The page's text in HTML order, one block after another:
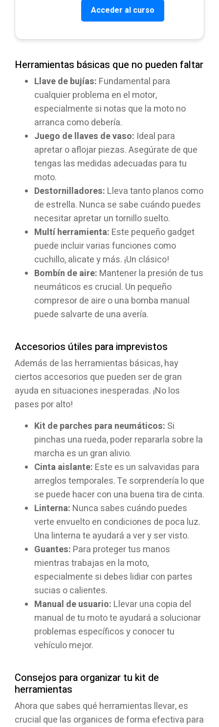
Acceder al curso
Herramientas básicas que no pueden faltar
Llave de bujías: Fundamental para
cualquier problema en el motor,
especialmente si notas que la moto no
arranca como debería.
Juego de llaves de vaso: Ideal para
apretar o aflojar piezas. Asegúrate de que
tengas las medidas adecuadas para tu
moto.
Destornilladores: Lleva tanto planos como
de estrella. Nunca se sabe cuándo puedes
necesitar apretar un tornillo suelto.
Multí herramienta: Este pequeño gadget
puede incluir varias funciones como
cuchillo, alicate y más. ¡Un clásico!
Bombín de aire: Mantener la presión de tus
neumáticos es crucial. Un pequeño
compresor de aire o una bomba manual
puede salvarte de una avería.
Accesorios útiles para imprevistos
Además de las herramientas básicas, hay
ciertos accesorios que pueden ser de gran
ayuda en situaciones inesperadas. ¡No los
pases por alto!
Kit de parches para neumáticos: Si
pinchas una rueda, poder repararla sobre la
marcha es un gran alivio.
Cinta aislante: Este es un salvavidas para
arreglos temporales. Te sorprendería lo que
se puede hacer con una buena tira de cinta.
Linterna: Nunca sabes cuándo puedes
verte envuelto en condiciones de poca luz.
Una linterna te ayudará a ver y ser visto.
Guantes: Para proteger tus manos
mientras trabajas en la moto,
especialmente si debes lidiar con partes
sucias o calientes.
Manual de usuario: Llevar una copia del
manual de tu moto te ayudará a solucionar
problemas específicos y conocer tu
vehículo mejor.
Consejos para organizar tu kit de
herramientas
Ahora que sabes qué herramientas llevar, es
crucial que las organices de forma efectiva para